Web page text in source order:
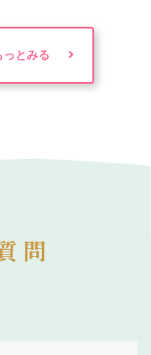
っとみる
問